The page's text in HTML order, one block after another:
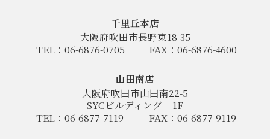
千里丘本店
大阪府吹田市長野東18-35
TEL：06-6876-0705
FAX：06-6876-4600
山田南店
大阪府吹田市山田南22-5
SYCビルディング
1F
TEL：06-6877-7119
FAX：06-6877-9119